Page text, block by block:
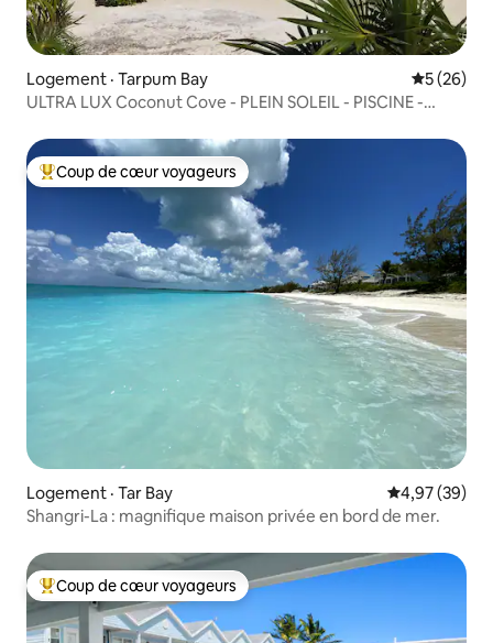
Logement · Tarpum Bay Note
5 (26)
ULTRA LUX Coconut Cove - PLEIN SOLEIL - PISCINE -
Coup de cœur voyageurs parmi les plus aimés
Coup de cœur voyageurs
Logement · Tar Bay Note
4,97 (39)
Shangri-La : magnifique maison privée en bord de mer.
Coup de cœur voyageurs parmi les plus aimés
Coup de cœur voyageurs